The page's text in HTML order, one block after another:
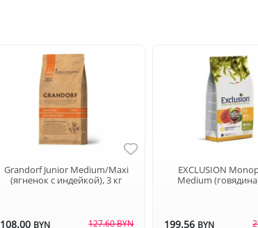
Grandorf Junior Medium/Maxi
(ягненок с индейкой), 3 кг
108.00 BYN 127.60 BYN
EXCLUSION
Medium
199.56 BYN